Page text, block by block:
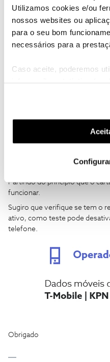
Utilizamos cookies e/ou
nossos websites ou
para o seu bom
necessários para a
Caso aceite, poderemos
funcionalidades (cookies
funcionalidade) e adaptar
(cookies de publicidade
utilização dos cookies
E elizabethe perez AUTOR
Partindo do principio que o
funcionar.
Sugiro que verifique se tem o
ativo, como teste pode
telefone.
Obrigado